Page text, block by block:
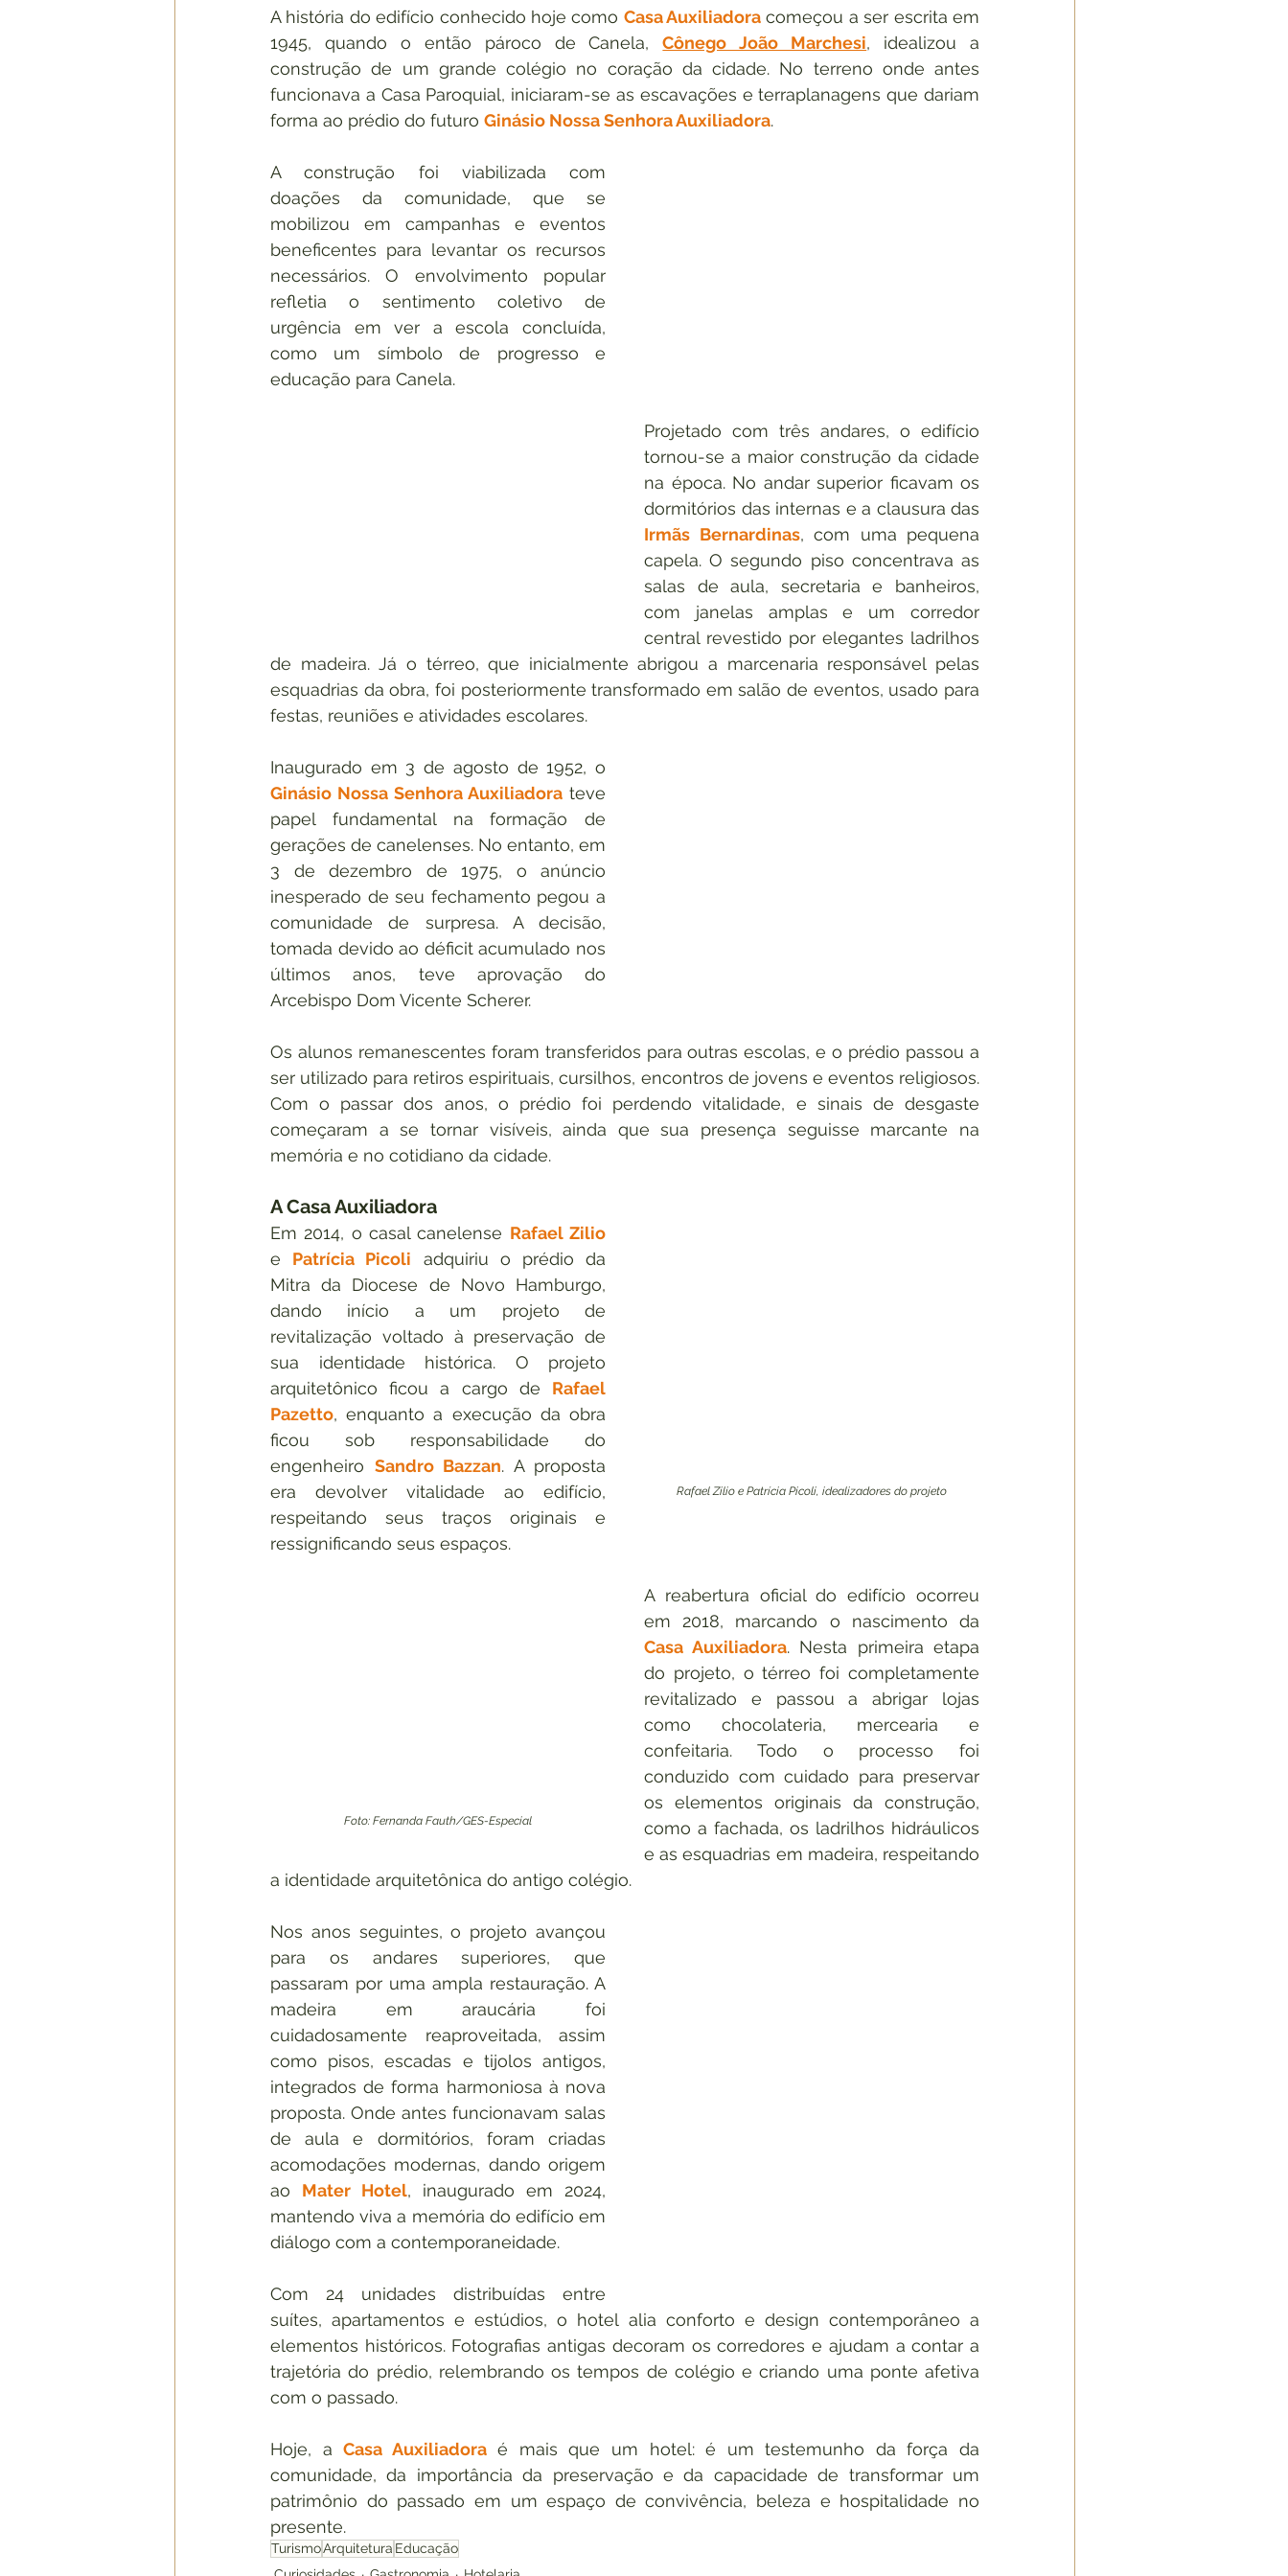
A história do edifício conhecido hoje como Casa Auxiliadora começou a ser escrita em
1945, quando o então pároco de Canela, Cônego João Marchesi, idealizou a
construção de um grande colégio no coração da cidade. No terreno onde antes
funcionava a Casa Paroquial, iniciaram-se as escavações e terraplanagens que dariam
forma ao prédio do futuro Ginásio Nossa Senhora Auxiliadora.
A construção foi viabilizada com
doações da comunidade, que se
mobilizou em campanhas e eventos
beneficentes para levantar os recursos
necessários. O envolvimento popular
refletia o sentimento coletivo de
urgência em ver a escola concluída,
como um símbolo de progresso e
educação para Canela.
Projetado com três andares, o edifício
tornou-se a maior construção da cidade
na época. No andar superior ficavam os
Irmãs Bernardinas, com uma pequena
capela. O segundo piso concentrava as
salas de aula, secretaria e banheiros,
com janelas amplas e um corredor
central revestido por elegantes ladrilhos
de madeira. Já o térreo, que inicialmente abrigou a marcenaria responsável pelas
esquadrias da obra, foi posteriormente transformado em salão de eventos, usado para
festas, reuniões e atividades escolares.
Ginásio Nossa Senhora Auxiliadora teve
papel fundamental na formação de
gerações de canelenses. No entanto, em
3 de dezembro de 1975, o anúncio
inesperado de seu fechamento pegou a
comunidade de surpresa. A decisão,
tomada devido ao déficit acumulado nos
últimos anos, teve aprovação do
Arcebispo Dom Vicente Scherer.
Os alunos remanescentes foram transferidos para outras escolas, e o prédio passou a
ser utilizado para retiros espirituais, cursilhos, encontros de jovens e eventos religiosos.
Com o passar dos anos, o prédio foi perdendo vitalidade, e sinais de desgaste
começaram a se tornar visíveis, ainda que sua presença seguisse marcante na
memória e no cotidiano da cidade.
A Casa Auxiliadora
Rafael Zilio e Patrícia Picoli, idealizadores do projeto
Em 2014, o casal canelense Rafael Zilio
e Patrícia Picoli adquiriu o prédio da
Mitra da Diocese de Novo Hamburgo,
dando início a um projeto de
revitalização voltado à preservação de
sua identidade histórica. O projeto
arquitetônico ficou a cargo de Rafael
Pazetto, enquanto a execução da obra
ficou sob responsabilidade do
engenheiro Sandro Bazzan. A proposta
era devolver vitalidade ao edifício,
respeitando seus traços originais e
ressignificando seus espaços.
Foto: Fernanda Fauth/GES-Especial
A reabertura oficial do edifício ocorreu
Casa Auxiliadora. Nesta primeira etapa
do projeto, o térreo foi completamente
revitalizado e passou a abrigar lojas
como chocolateria, mercearia e
confeitaria. Todo o processo foi
conduzido com cuidado para preservar
os elementos originais da construção,
como a fachada, os ladrilhos hidráulicos
e as esquadrias em madeira, respeitando
a identidade arquitetônica do antigo colégio.
Nos anos seguintes, o projeto avançou
para os andares superiores, que
passaram por uma ampla restauração. A
madeira em araucária foi
cuidadosamente reaproveitada, assim
como pisos, escadas e tijolos antigos,
integrados de forma harmoniosa à nova
proposta. Onde antes funcionavam salas
de aula e dormitórios, foram criadas
acomodações modernas, dando origem
ao Mater Hotel, inaugurado em 2024,
mantendo viva a memória do edifício em
diálogo com a contemporaneidade.
Com 24 unidades distribuídas entre
suítes, apartamentos e estúdios, o hotel alia conforto e design contemporâneo a
elementos históricos. Fotografias antigas decoram os corredores e ajudam a contar a
trajetória do prédio, relembrando os tempos de colégio e criando uma ponte afetiva
com o passado.
Hoje, a Casa Auxiliadora é mais que um hotel: é um testemunho da força da
comunidade, da importância da preservação e da capacidade de transformar um
patrimônio do passado em um espaço de convivência, beleza e hospitalidade no
presente.
TurismoArquitetura Educação